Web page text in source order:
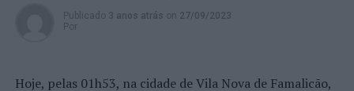
Publicado 3 anos atrás on 27/09/2023
Por
Hoje, pelas 01h53, na cidade de Vila Nova de Famalicão,